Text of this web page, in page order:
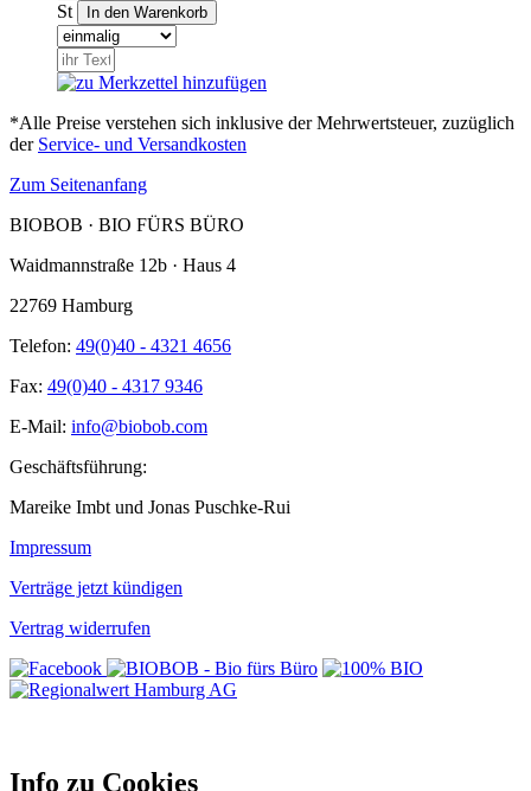
St
*Alle Preise verstehen sich inklusive der Mehrwertsteuer, zuzüglich
der Service- und Versandkosten
Zum Seitenanfang
BIOBOB · BIO FÜRS BÜRO
Waidmannstraße 12b · Haus 4
22769 Hamburg
Telefon: 49(0)40 - 4321 4656
Fax: 49(0)40 - 4317 9346
E-Mail: info@biobob.com
Geschäftsführung:
Mareike Imbt und Jonas Puschke-Rui
Impressum
Verträge jetzt kündigen
Vertrag widerrufen
Info zu Cookies